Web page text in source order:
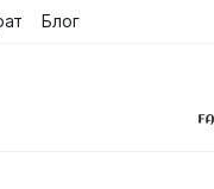
Блог